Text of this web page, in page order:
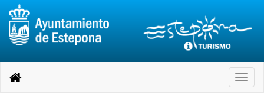
página
Toggle
Destino:
Volver